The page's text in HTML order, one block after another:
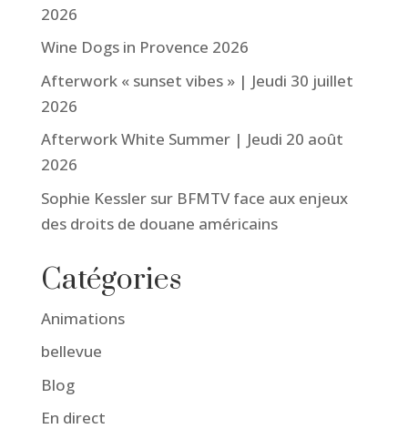
2026
Wine Dogs in Provence 2026
Afterwork « sunset vibes » | Jeudi 30 juillet
2026
Afterwork White Summer | Jeudi 20 août
2026
Sophie Kessler sur BFMTV face aux enjeux
des droits de douane américains
Catégories
Animations
bellevue
Blog
En direct